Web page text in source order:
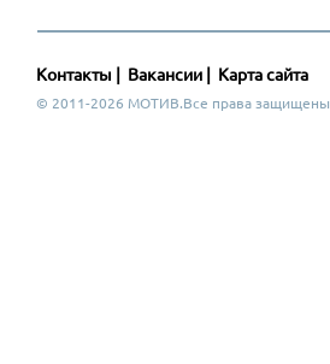
Контакты Вакансии Карта сайта
© 2011-2026 МОТИВ.Все права защищены